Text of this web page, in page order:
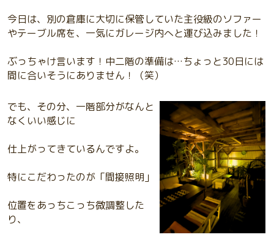
今日は、別の倉庫に大切に保管していた主役級のソファー
やテーブル席を、一気にガレージ内へと運び込みました！
ぶっちゃけ言います！中二階の準備は…ちょっと30日には
間に合いそうにありません！（笑）
でも、その分、一階部分がなんと
なくいい感じに
仕上がってきているんですよ。
特にこだわったのが「間接照明」
位置をあっちこっち微調整した
り、